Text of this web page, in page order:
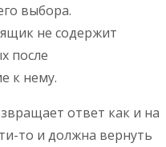
выбора.
не содержит
после
к нему.
ответ как и на
то и должна вернуть